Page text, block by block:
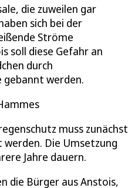
die zuweilen gar
sich bei der
Ströme
soll diese Gefahr an
durch
gebannt werden.
muss zunächst
Die Umsetzung
Jahre dauern.
die Bürger aus Anstois,